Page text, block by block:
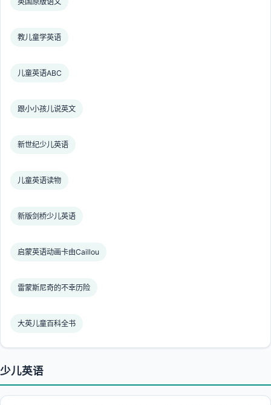
教儿童学英语
儿童英语ABC
跟小小孩儿说英文
新世纪少儿英语
儿童英语读物
新版剑桥少儿英语
启蒙英语动画卡由Caillou
雷蒙斯尼奇的不幸历险
大英儿童百科全书
少儿英语